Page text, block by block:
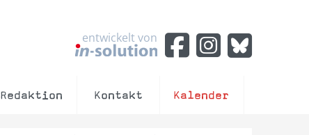
entwickelt von
Redaktion Kontakt Kalender